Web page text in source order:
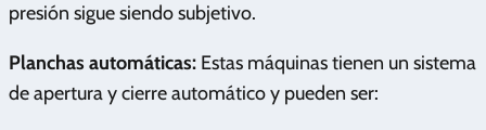
presión sigue siendo subjetivo.
Planchas automáticas: Estas máquinas tienen un sistema
de apertura y cierre automático y pueden ser: